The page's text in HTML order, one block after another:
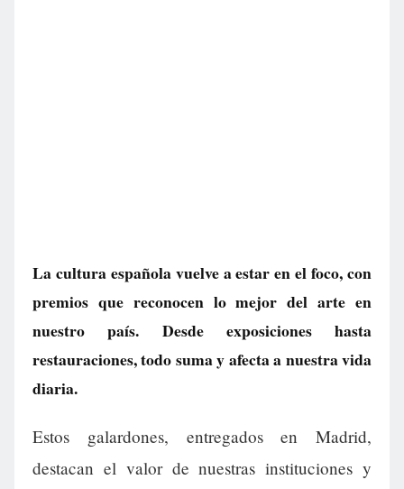
La cultura española vuelve a estar en el foco, con
premios que reconocen lo mejor del arte en
nuestro país. Desde exposiciones hasta
restauraciones, todo suma y afecta a nuestra vida
diaria.
Estos galardones, entregados en Madrid,
destacan el valor de nuestras instituciones y